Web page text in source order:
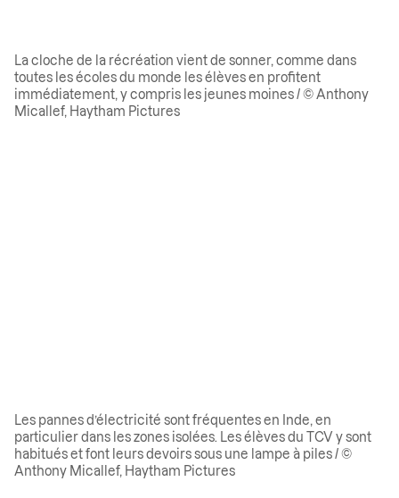
La cloche de la récréation vient de sonner, comme dans
toutes les écoles du monde les élèves en profitent
immédiatement, y compris les jeunes moines / © Anthony
Micallef, Haytham Pictures
Les pannes d’électricité sont fréquentes en Inde, en
particulier dans les zones isolées. Les élèves du TCV y sont
habitués et font leurs devoirs sous une lampe à piles / ©
Anthony Micallef, Haytham Pictures